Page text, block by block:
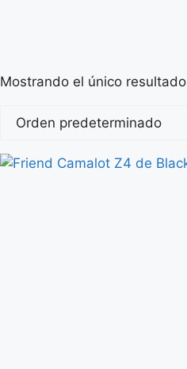
Mostrando el único resultado